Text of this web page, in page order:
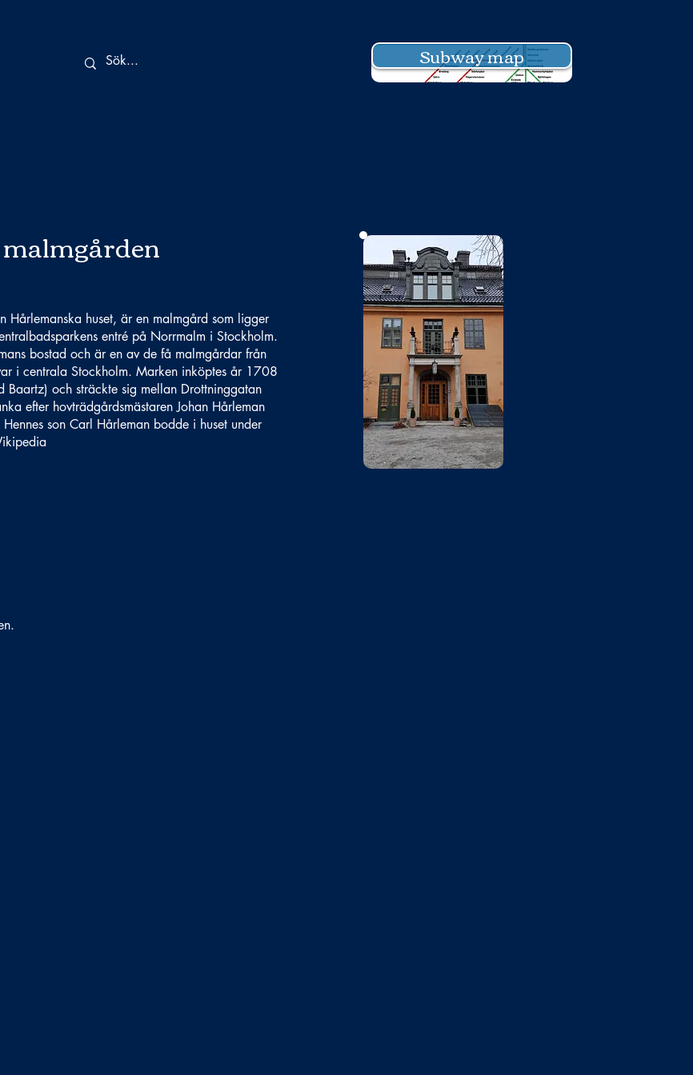
Subway map
Hårlemanska huset, är en malmgård som ligger
entré på Norrmalm i Stockholm.
bostad och är en av de få malmgårdar från
i centrala Stockholm. Marken inköptes år 1708
Baartz) och sträckte sig mellan Drottninggatan
efter hovträdgårdsmästaren Johan Hårleman
son Carl Hårleman bodde i huset under
No photo